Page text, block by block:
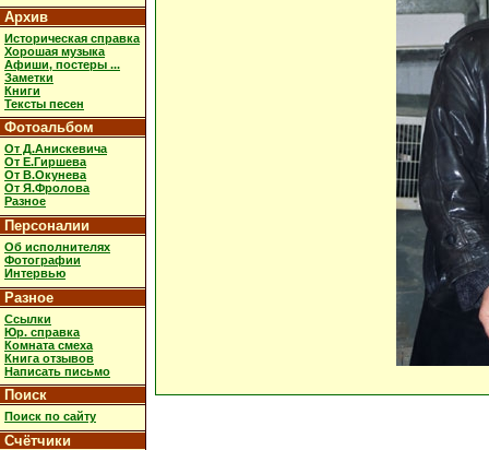
Архив
Историческая справка
Хорошая музыка
Афиши, постеры ...
Заметки
Книги
Тексты песен
Фотоальбом
От Д.Анискевича
От Е.Гиршева
От В.Окунева
От Я.Фролова
Разное
Персоналии
Об исполнителях
Фотографии
Интервью
Разное
Ссылки
Юр. справка
Комната смеха
Книга отзывов
Написать письмо
Поиск
Поиск по сайту
Счётчики